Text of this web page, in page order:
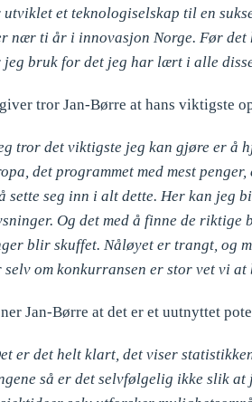
utviklet et teknologiselskap til en
nær ti år i innovasjon Norge. Før det
jeg bruk for det jeg har lært i alle
tror Jan-Børre at hans viktigste
tror det viktigste jeg kan gjøre er å
det programmet med mest
sette seg inn i alt dette. Her kan jeg
Og det med å finne de
blir skuffet. Nåløyet er trangt, og
selv om konkurransen er stor vet vi
Jan-Børre at det er et uutnyttet
er det helt klart, det viser
så er det selvfølgelig ikke slik